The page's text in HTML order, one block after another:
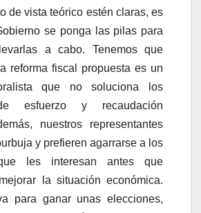
de vista teórico estén claras, es
se ponga las pilas para
a cabo. Tenemos que
reforma fiscal propuesta es un
que no soluciona los
esfuerzo y recaudación
nuestros representantes
y prefieren agarrarse a los
les interesan antes que
la situación económica.
para ganar unas elecciones,